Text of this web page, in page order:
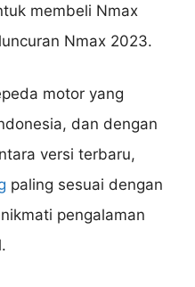
membeli Nmax
Nmax 2023.
motor yang
dan dengan
versi terbaru,
paling sesuai dengan
pengalaman